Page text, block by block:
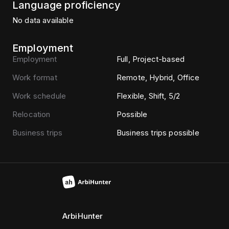
Language proficiency
No data available
Employment
Employment
Full, Project-based
Work format
Remote, Hybrid, Office
Work schedule
Flexible, Shift, 5/2
Relocation
Possible
Business trips
Business trips possible
ArbiHunter